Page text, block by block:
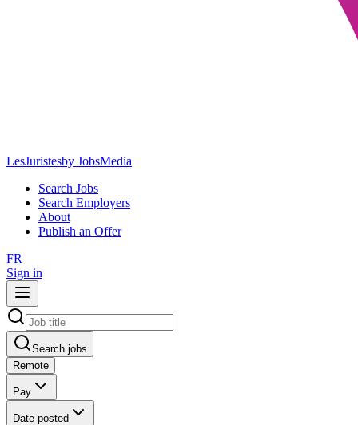
LesJuristesby JobsMedia
Search Jobs
Search Employers
About
Publish an Offer
FR
Sign in
Search jobs
Remote
Pay
Date posted